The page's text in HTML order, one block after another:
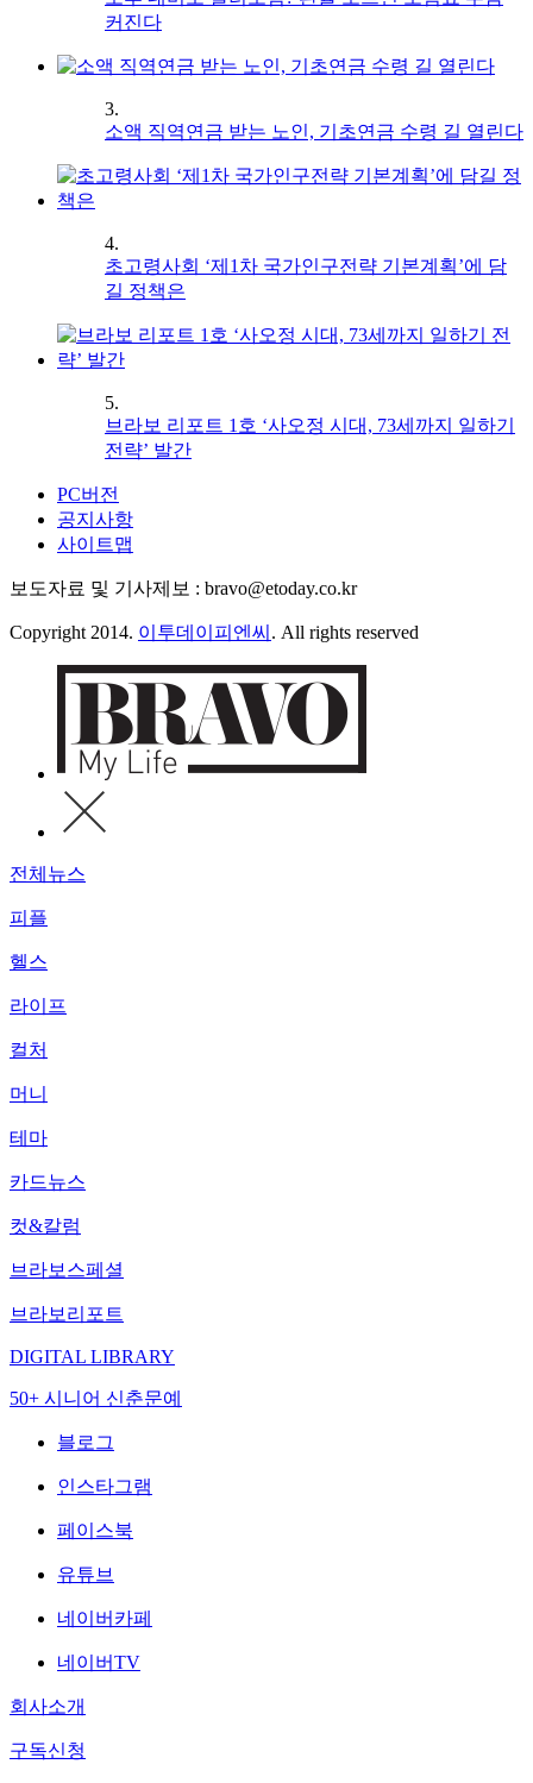
커진다
3.
소액 직역연금 받는 노인, 기초연금 수령 길 열린다
4.
초고령사회 ‘제1차 국가인구전략 기본계획’에 담
길 정책은
5.
브라보 리포트 1호 ‘사오정 시대, 73세까지 일하기
전략’ 발간
PC버전
공지사항
사이트맵
보도자료 및 기사제보 : bravo@etoday.co.kr
Copyright 2014. 이투데이피엔씨 . All rights reserved
전체뉴스
피플
헬스
라이프
컬처
머니
테마
카드뉴스
컷&칼럼
브라보스페셜
브라보리포트
DIGITAL LIBRARY
50+ 시니어 신춘문예
블로그
인스타그램
페이스북
유튜브
네이버카페
네이버TV
회사소개
구독신청